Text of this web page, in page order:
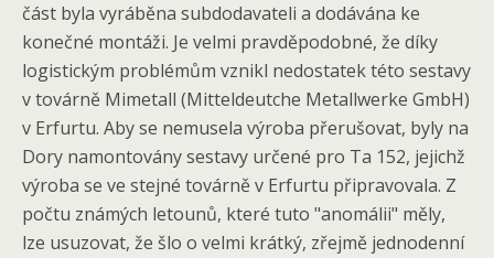
část byla vyráběna subdodavateli a dodávána ke
konečné montáži. Je velmi pravděpodobné, že díky
logistickým problémům vznikl nedostatek této sestavy
v továrně Mimetall (Mitteldeutche Metallwerke GmbH)
v Erfurtu. Aby se nemusela výroba přerušovat, byly na
Dory namontovány sestavy určené pro Ta 152, jejichž
výroba se ve stejné továrně v Erfurtu připravovala. Z
počtu známých letounů, které tuto "anomálii" měly,
lze usuzovat, že šlo o velmi krátký, zřejmě jednodenní